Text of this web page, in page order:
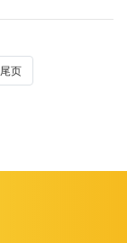
尾页